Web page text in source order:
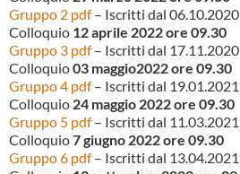
Gruppo 2 pdf– Iscritti dal
Colloquio 12 aprile 2022 ore 09.30
Gruppo 3 pdf– Iscritti dal
Colloquio03 maggio2022 ore 09.30
Gruppo 4 pdf– Iscritti dal
Colloquio 24 maggio 2022 ore 09.30
Gruppo 5 pdf– Iscritti dal
Colloquio7 giugno 2022 ore 09.30
Gruppo 6 pdf– Iscritti dal